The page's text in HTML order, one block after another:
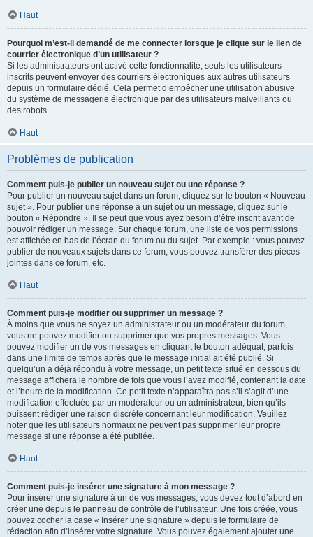
Haut
Pourquoi m’est-il demandé de me connecter lorsque je clique sur le lien de
courrier électronique d’un utilisateur ?
Si les administrateurs ont activé cette fonctionnalité, seuls les utilisateurs
inscrits peuvent envoyer des courriers électroniques aux autres utilisateurs
depuis un formulaire dédié. Cela permet d’empêcher une utilisation abusive
du système de messagerie électronique par des utilisateurs malveillants ou
des robots.
Haut
Problèmes de publication
Comment puis-je publier un nouveau sujet ou une réponse ?
Pour publier un nouveau sujet dans un forum, cliquez sur le bouton « Nouveau
sujet ». Pour publier une réponse à un sujet ou un message, cliquez sur le
bouton « Répondre ». Il se peut que vous ayez besoin d’être inscrit avant de
pouvoir rédiger un message. Sur chaque forum, une liste de vos permissions
est affichée en bas de l’écran du forum ou du sujet. Par exemple : vous pouvez
publier de nouveaux sujets dans ce forum, vous pouvez transférer des pièces
jointes dans ce forum, etc.
Haut
Comment puis-je modifier ou supprimer un message ?
À moins que vous ne soyez un administrateur ou un modérateur du forum,
vous ne pouvez modifier ou supprimer que vos propres messages. Vous
pouvez modifier un de vos messages en cliquant le bouton adéquat, parfois
dans une limite de temps après que le message initial ait été publié. Si
quelqu’un a déjà répondu à votre message, un petit texte situé en dessous du
message affichera le nombre de fois que vous l’avez modifié, contenant la date
et l’heure de la modification. Ce petit texte n’apparaîtra pas s’il s’agit d’une
modification effectuée par un modérateur ou un administrateur, bien qu’ils
puissent rédiger une raison discrète concernant leur modification. Veuillez
noter que les utilisateurs normaux ne peuvent pas supprimer leur propre
message si une réponse a été publiée.
Haut
Comment puis-je insérer une signature à mon message ?
Pour insérer une signature à un de vos messages, vous devez tout d’abord en
créer une depuis le panneau de contrôle de l’utilisateur. Une fois créée, vous
pouvez cocher la case « Insérer une signature » depuis le formulaire de
rédaction afin d’insérer votre signature. Vous pouvez également ajouter une